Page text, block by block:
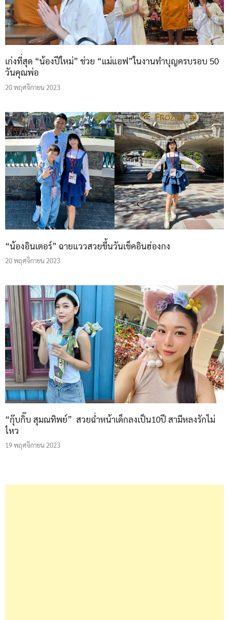
เก่งที่สุด “น้องปีใหม่” ช่วย “แม่แอฟ”ในงานทำบุญครบรอบ 50
วันคุณพ่อ
20 พฤศจิกายน 2023
“น้องอินเตอร์” ฉายแววสวยขึ้นวันเช็คอินฮ่องกง
20 พฤศจิกายน 2023
“กุ๊บกิ๊บ สุมณทิพย์” สวยฉ่ำหน้าเด็กลงเป็น10ปี สามีหลงรักไม่
ไหว
19 พฤศจิกายน 2023